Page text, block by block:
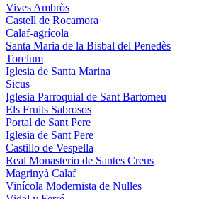
Vives Ambròs
Castell de Rocamora
Calaf-agrícola
Santa Maria de la Bisbal del Penedès
Torclum
Iglesia de Santa Marina
Sicus
Iglesia Parroquial de Sant Bartomeu
Els Fruits Sabrosos
Portal de Sant Pere
Iglesia de Sant Pere
Castillo de Vespella
Real Monasterio de Santes Creus
Magrinyà Calaf
Vinícola Modernista de Nulles